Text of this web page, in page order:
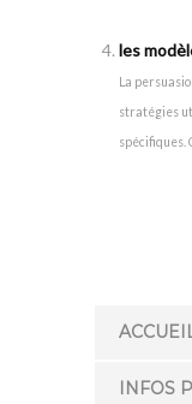
les
La
stratégies
spécifiques.
INFOS